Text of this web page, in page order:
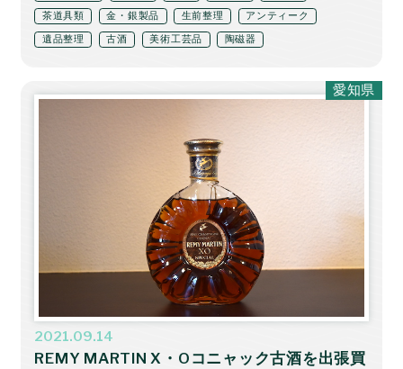
茶道具類
金・銀製品 生前整理
アンティーク
遺品整理
古酒 美術工芸品 陶磁器
2021.09.14
REMY MARTIN X・Oコニャック古酒を出張買
愛知県